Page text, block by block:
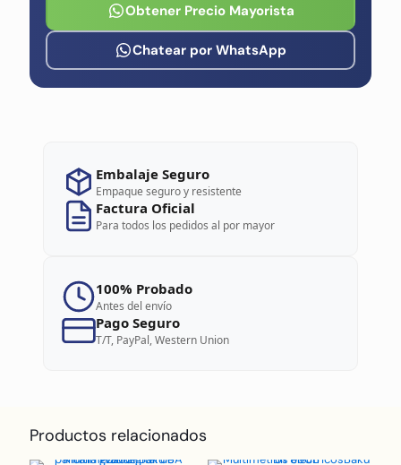
Obtener Precio Mayorista
Chatear por WhatsApp
Embalaje Seguro
Empaque seguro y resistente
Factura Oficial
Para todos los pedidos al por mayor
100% Probado
Antes del envío
Pago Seguro
T/T, PayPal, Western Union
Productos relacionados